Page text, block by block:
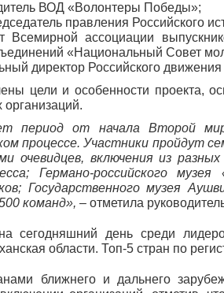
ВОД «Волонтеры Победы»;
правления Российского
Всемирной ассоциации
«Национальный Совет
директор Российского
цели и особенности проекта,
период от начала Второй
процессе. Участники пройдут
очевидцев, включения из
Германо-российского
Государственного музея
команд», – отметила
сегодняшний день среди
области. Топ-5 стран по
ближнего и дальнего